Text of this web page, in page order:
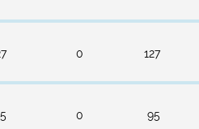
0 127
0 95